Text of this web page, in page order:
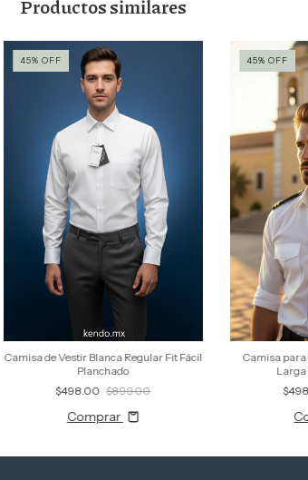
Productos similares
45% OFF
Camisa de Vestir Blanca Regular Fit Fácil
Planchado
$498.00 $899.00
Comprar
45%OFF
Camisa para
Larga